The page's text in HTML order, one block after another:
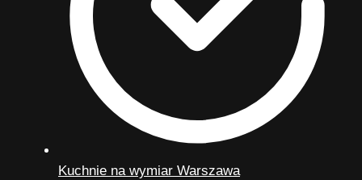
Kuchnie na wymiar Warszawa